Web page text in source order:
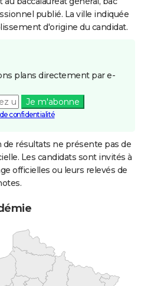
publié. La ville indiquée
d'origine du candidat.
plans directement par e-
Je m'abonne
confidentialité
résultats ne présente pas de
Les candidats sont invités à
officielles ou leurs relevés de